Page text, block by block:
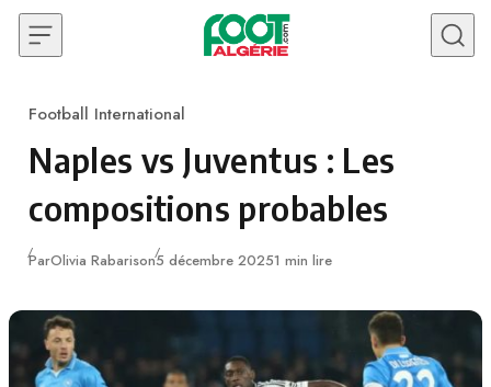
Skip to content
Category
Football International
Naples vs Juventus : Les
compositions probables
ParOlivia RabarisonPublié
5 décembre 20251 min lire